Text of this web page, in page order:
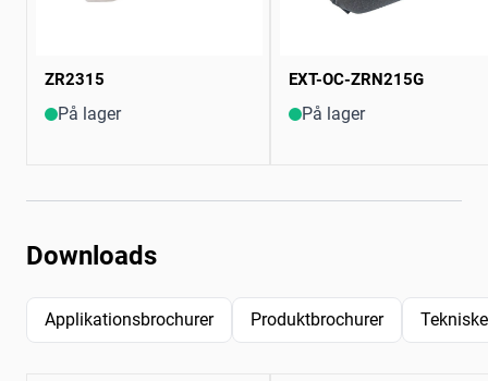
ZR2315
På lager
EXT-OC-ZRN215G
På lager
Downloads
Applikationsbrochurer Produktbrochurer